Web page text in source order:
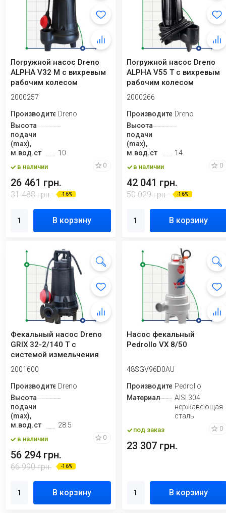
Погружной насос Dreno
ALPHA V32 M с вихревым
рабочим колесом
2000257
ПроизводительDreno
Высота
подачи
(max),
м.вод.ст
10
в наличии 0
26 461 грн.
31 488 грн. -16%
В корзину
Погружной насос Dreno
ALPHA V55 T с вихревым
рабочим колесом
2000266
ПроизводительDreno
Высота
подачи
(max),
м.вод.ст
14
в наличии 0
42 041 грн.
50 029 грн. -16%
В корзину
Фекальный насос Dreno
GRIX 32-2/140 T с
системой измельчения
2001600
ПроизводительDreno
Высота
подачи
(max),
м.вод.ст
28.5
в наличии 0
56 294 грн.
66 990 грн. -16%
В корзину
Насос фекальный
Pedrollo VX 8/50
48SGV96D0AU
ПроизводительPedrollo
Материал
AISI 304
нержавеющая
сталь
под заказ 0
23 307 грн.
В корзину